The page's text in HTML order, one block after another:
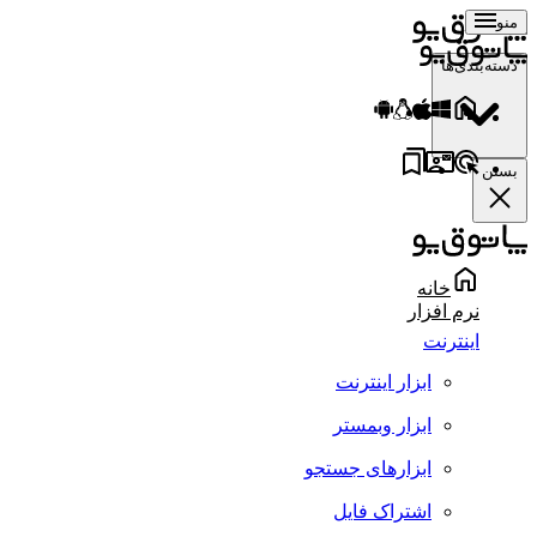
منو
دسته‌بندی‌ها
بستن
خانه
نرم افزار
اینترنت
ابزار اینترنت
ابزار وبمستر
ابزارهای جستجو
اشتراک فایل